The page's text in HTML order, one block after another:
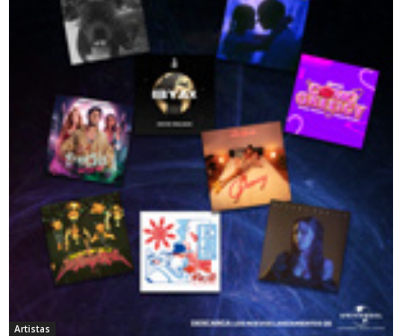
Artistas